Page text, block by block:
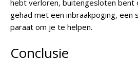
hebt verloren, buitengesloten bent
gehad met een inbraakpoging, een
paraat om je te helpen.
Conclusie